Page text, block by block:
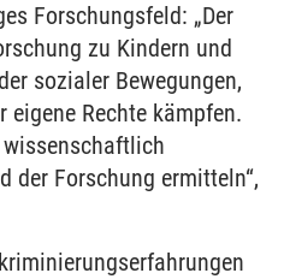
Forschungsfeld: „Der
zu Kindern und
sozialer Bewegungen,
Rechte kämpfen.
der Forschung ermitteln“,